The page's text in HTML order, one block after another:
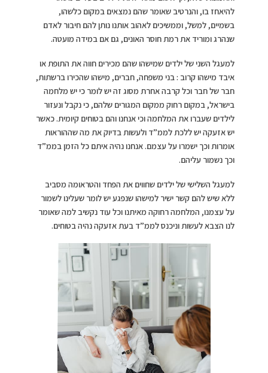
להיאחז בו, והנרטיב שאומר שהם נמצאים במקום כלשהו,
בשמיים, למשל, וממשיכים לאהוב אותנו נותן להם חיבור לאדם
שנהרג ומוריד את רמת חוסר האונים, גם אם במידה מועטה.
למעגל השני של ילדים שמישהו שהם מכירים חווה את התופת או
איבד מישהו קרוב : בני משפחה, חברים, מישהו שהכירו ברשתות,
חבר של חבר וכל קרבה אחרת מסוג זה יש לומר כי יש מלחמה
בישראל, במקום רחוק ממקום המגורים שלהם, כי נקבל ונעזור
לילדים שעברו את המלחמה וכי אנחנו והם בטוחים קיומית. כאשר
יש אזעקה יש ללכת לממ”ד ולעשות בדיוק את מה שההוראות
אומרות וכך ישמרו על עצמם. אנחנו נהיה איתם כל הזמן בממ”ד
וכך נשמור עליהם.
למעגל השלישי של ילדים שחווים את הפחד והטראומה מסביב
ללא שיש להם קשר ישיר למישהו שנפגע יש לומר שעלינו לשמור
על עצמנו, המלחמה רחוקה מאיתנו וכל עוד נקשיב למה שאומר
לנו הצבא לעשות וניכנס לממ”ד בעת אזעקה נהיה בטוחים.